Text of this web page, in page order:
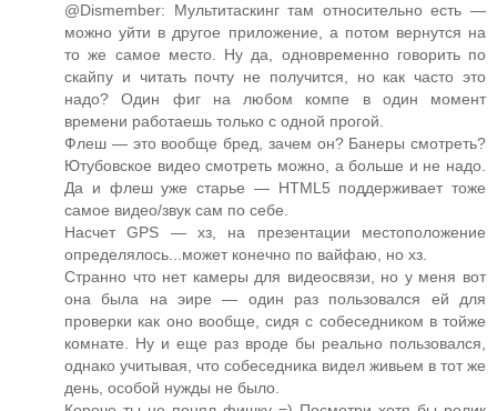
@Dismember: Мультитаскинг там относительно есть —
можно уйти в другое приложение, а потом вернутся на
то же самое место. Ну да, одновременно говорить по
скайпу и читать почту не получится, но как часто это
надо? Один фиг на любом компе в один момент
времени работаешь только с одной прогой.
Флеш — это вообще бред, зачем он? Банеры смотреть?
Ютубовское видео смотреть можно, а больше и не надо.
Да и флеш уже старье — HTML5 поддерживает тоже
самое видео/звук сам по себе.
Насчет GPS — хз, на презентации местоположение
определялось...может конечно по вайфаю, но хз.
Странно что нет камеры для видеосвязи, но у меня вот
она была на эире — один раз пользовался ей для
проверки как оно вообще, сидя с собеседником в тойже
комнате. Ну и еще раз вроде бы реально пользовался,
однако учитывая, что собеседника видел живьем в тот же
день, особой нужды не было.